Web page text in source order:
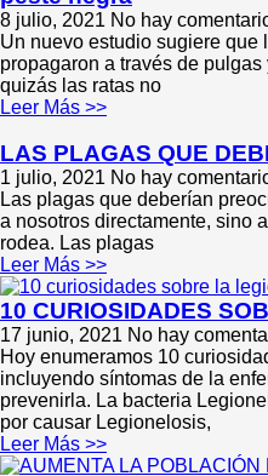
8 julio, 2021 No hay
Un nuevo estudio sugiere que
propagaron a través de
quizás las ratas no
Leer Más >>
LAS PLAGAS QUE
1 julio, 2021 No hay
Las plagas que deberían
a nosotros directamente, sino
rodea. Las plagas
Leer Más >>
10 CURIOSIDADES
17 junio, 2021 No hay
Hoy enumeramos 10
incluyendo síntomas de la
prevenirla. La bacteria
por causar Legionelosis,
Leer Más >>